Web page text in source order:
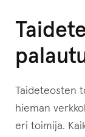
Taideteosten
hieman
eri toimija.